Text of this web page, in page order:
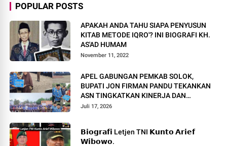
POPULAR POSTS
APAKAH ANDA TAHU SIAPA PENYUSUN
KITAB METODE IQRO'? INI BIOGRAFI KH.
AS'AD HUMAM
November 11, 2022
APEL GABUNGAN PEMKAB SOLOK,
BUPATI JON FIRMAN PANDU TEKANKAN
ASN TINGKATKAN KINERJA DAN
PELAYANAN MASYARAKAT.
Juli 17, 2026
𝗕𝗶𝗼𝗴𝗿𝗮𝗳𝗶 Letjen TNI 𝗞𝘂𝗻𝘁𝗼 𝗔𝗿𝗶𝗲𝗳
𝗪𝗶𝗯𝗼𝘄𝗼.